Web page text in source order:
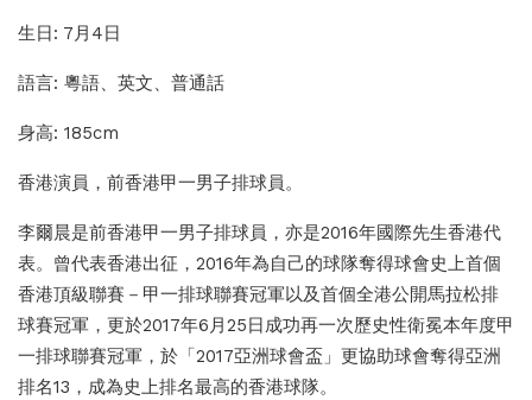
生日: 7月4日
語言: 粵語、英文、普通話
身高: 185cm
香港演員，前香港甲一男子排球員。
李爾晨是前香港甲一男子排球員，亦是2016年國際先生香港代
表。曾代表香港出征，2016年為自己的球隊奪得球會史上首個
香港頂級聯賽－甲一排球聯賽冠軍以及首個全港公開馬拉松排
球賽冠軍，更於2017年6月25日成功再一次歷史性衛冕本年度甲
一排球聯賽冠軍，於「2017亞洲球會盃」更協助球會奪得亞洲
排名13，成為史上排名最高的香港球隊。